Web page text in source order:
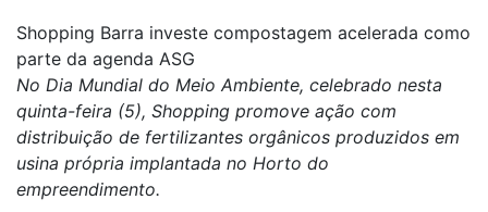
Shopping Barra investe compostagem acelerada como
parte da agenda ASG
No Dia Mundial do Meio Ambiente, celebrado nesta
quinta-feira (5), Shopping promove ação com
distribuição de fertilizantes orgânicos produzidos em
usina própria implantada no Horto do
empreendimento.